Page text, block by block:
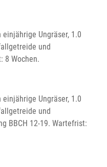
Ungräser, 1.0
und
8 Wochen.
Ungräser, 1.0
und
BBCH 12-19. Wartefrist: